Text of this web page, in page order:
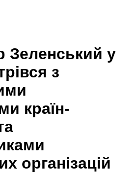
Зеленський у
з
країн-
організацій